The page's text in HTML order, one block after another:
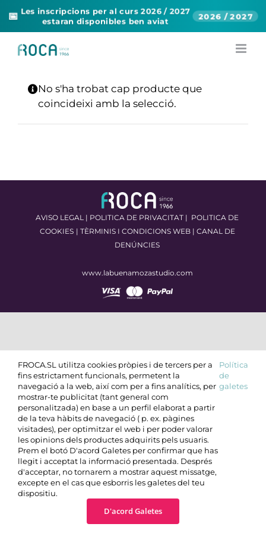
📅 Les inscripcions per al curs 2026 / 2027
estaran disponibles ben aviat 2026 / 2027
No s'ha trobat cap producte que
coincideixi amb la selecció.
AVISO LEGAL | POLITICA DE PRIVACITAT | POLITICA DE
COOKIES | TÈRMINIS I CONDICIONS WEB| CANAL DE
DENÚNCIES
www.labuenamozastudio.com
FROCA.SL utilitza cookies pròpies i de tercers per a
fins estrictament funcionals, permetent la
navegació a la web, així com per a fins analítics, per
mostrar-te publicitat (tant general com
personalitzada) en base a un perfil elaborat a partir
de la teva hàbits de navegació ( p. ex. pàgines
visitades), per optimitzar el web i per poder valorar
les opinions dels productes adquirits pels usuaris.
Prem el botó D'acord Galetes per confirmar que has
llegit i acceptat la informació presentada. Després
d'acceptar, no tornarem a mostrar aquest missatge,
excepte en el cas que esborris les galetes del teu
dispositiu.
Política
de
galetes
D'acord Galetes